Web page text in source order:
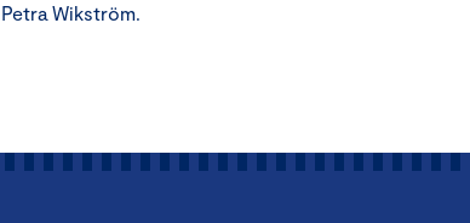
Wikström.